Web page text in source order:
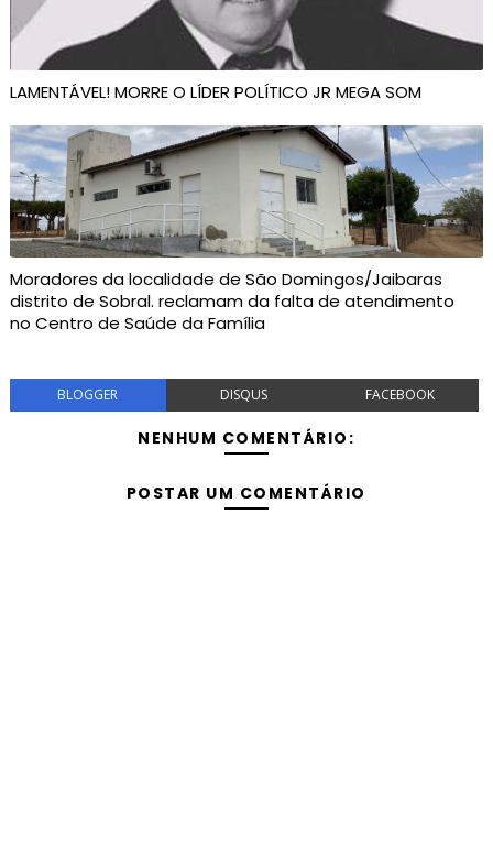
LAMENTÁVEL! MORRE O LÍDER POLÍTICO JR MEGA SOM
Moradores da localidade de São Domingos/Jaibaras
distrito de Sobral. reclamam da falta de atendimento
no Centro de Saúde da Família
BLOGGER DISQUS FACEBOOK
NENHUM COMENTÁRIO:
POSTAR UM COMENTÁRIO